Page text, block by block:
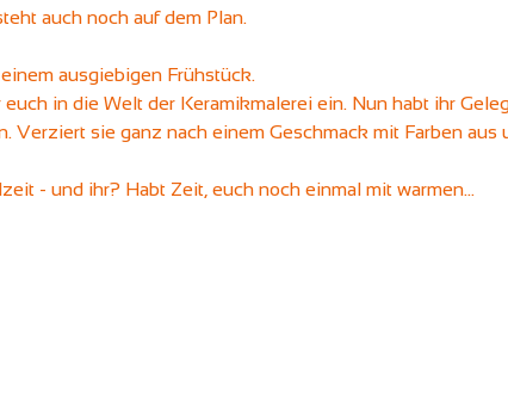
auch noch auf dem Plan.
ausgiebigen Frühstück.
in die Welt der Keramikmalerei ein. Nun habt ihr
Verziert sie ganz nach einem Geschmack mit Farben aus
- und ihr? Habt Zeit, euch noch einmal mit warmen…